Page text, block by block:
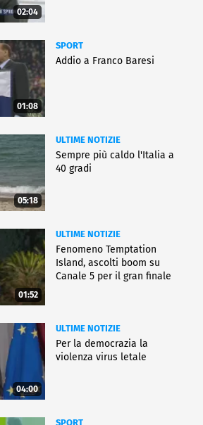
02:04
01:08
SPORT
Addio a Franco Baresi
05:18
ULTIME NOTIZIE
Sempre più caldo l'Italia a
40 gradi
01:52
ULTIME NOTIZIE
Fenomeno Temptation
Island, ascolti boom su
Canale 5 per il gran finale
04:00
ULTIME NOTIZIE
Per la democrazia la
violenza virus letale
SPORT